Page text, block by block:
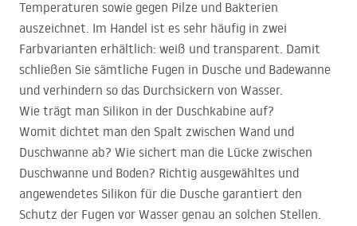
Temperaturen sowie gegen Pilze und Bakterien
auszeichnet. Im Handel ist es sehr häufig in zwei
Farbvarianten erhältlich: weiß und transparent. Damit
schließen Sie sämtliche Fugen in Dusche und Badewanne
und verhindern so das Durchsickern von Wasser.
Wie trägt man Silikon in der Duschkabine auf?
Womit dichtet man den Spalt zwischen Wand und
Duschwanne ab? Wie sichert man die Lücke zwischen
Duschwanne und Boden? Richtig ausgewähltes und
angewendetes Silikon für die Dusche garantiert den
Schutz der Fugen vor Wasser genau an solchen Stellen.